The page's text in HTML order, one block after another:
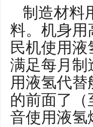
制造材料
料。机身用
民机使用
满足每月制
用液氢代
的前面了
音使用液氢